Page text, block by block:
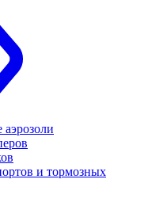
и тормозных